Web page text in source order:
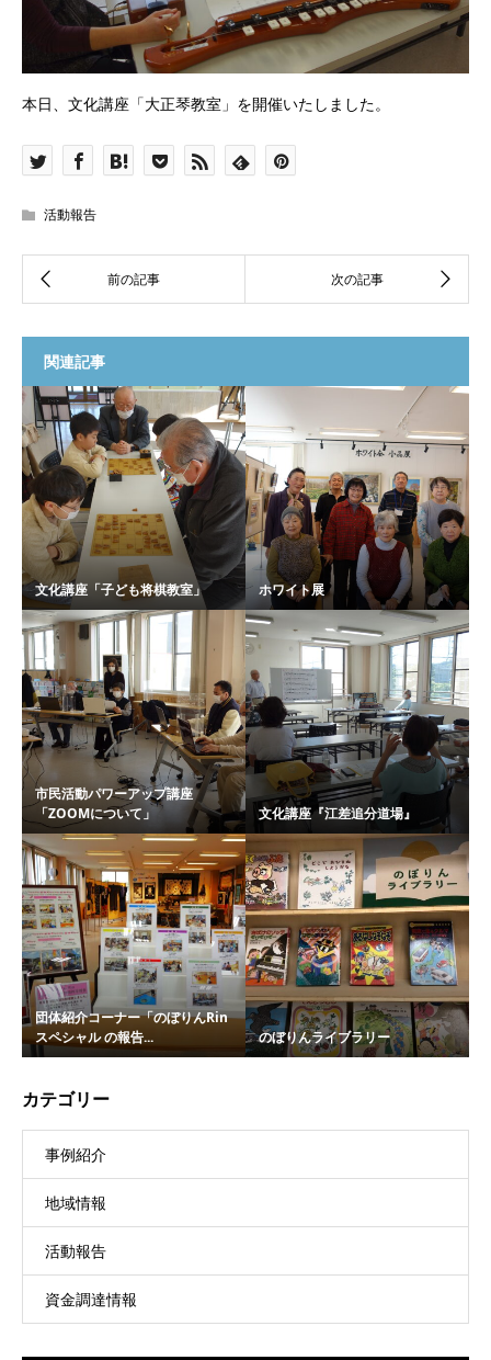
本日、文化講座「大正琴教室」を開催いたしました。
活動報告
関連記事
文化講座「子ども将棋教室」 ホワイト展
市民活動パワーアップ講座
「ZOOMについて」
文化講座『江差追分道場』
団体紹介コーナー「のぼりんRin
スペシャル の報告...
のぼりんライブラリー
カテゴリー
事例紹介
地域情報
活動報告
資金調達情報